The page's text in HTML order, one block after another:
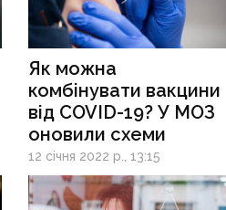
Як можна
комбінувати вакцини
від COVID-19? У МОЗ
оновили схеми
12 січня 2022 р., 13:15